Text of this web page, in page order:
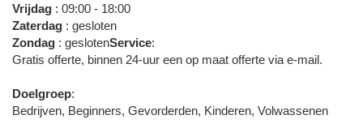
Vrijdag : 09:00 - 18:00
Zaterdag : gesloten
Zondag : geslotenService:
Gratis offerte, binnen 24-uur een op maat offerte via e-mail.
Doelgroep:
Bedrijven, Beginners, Gevorderden, Kinderen, Volwassenen